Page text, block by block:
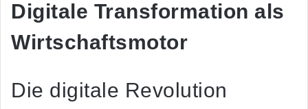
Digitale Transformation als
Wirtschaftsmotor
Die digitale Revolution